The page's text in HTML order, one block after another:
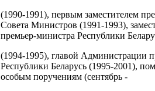
(1990-1991), первым заместителем
Совета Министров (1991-1993),
премьер-министра Республики
(1994-1995), главой Администрации
Республики Беларусь (1995-2001),
особым поручениям (сентябрь -